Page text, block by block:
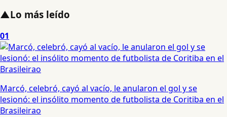
▲Lo más leído
01
Marcó, celebró, cayó al vacío, le anularon el gol y se
lesionó: el insólito momento de futbolista de Coritiba en el
Brasileirao